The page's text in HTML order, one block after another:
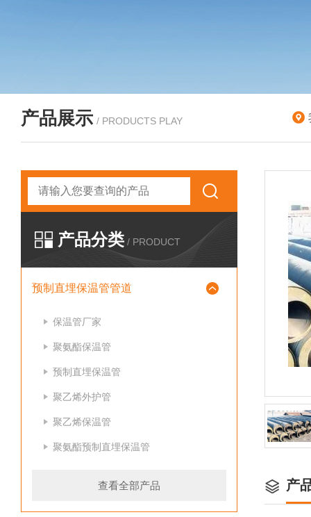
产品展示 / PRODUCTS PLAY
产品分类 / PRODUCT
预制直埋保温管管道
保温管厂家
聚氨酯保温管
预制直埋保温管
聚乙烯外护管
聚乙烯保温管
聚氨酯预制直埋保温管
查看全部产品 产